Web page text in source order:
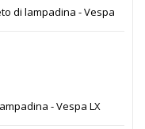
di lampadina - Vespa
- Vespa LX